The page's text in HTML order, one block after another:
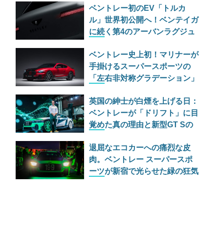
ベントレー初のEV「トルカ
ル」世界初公開へ！ベンテイガ
に続く第4のアーバンラグジュ
ベントレー史上初！マリナーが
手掛けるスーパースポーツの
「左右非対称グラデーション」
英国の紳士が白煙を上げる日：
ベントレーが「ドリフト」に目
覚めた真の理由と新型GT Sの
退屈なエコカーへの痛烈な皮
肉。ベントレー スーパースポ
ーツが新宿で光らせた緑の狂気